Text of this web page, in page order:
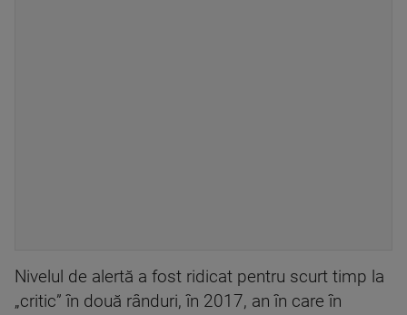
Nivelul de alertă a fost ridicat pentru scurt timp la
„critic” în două rânduri, în 2017, an în care în